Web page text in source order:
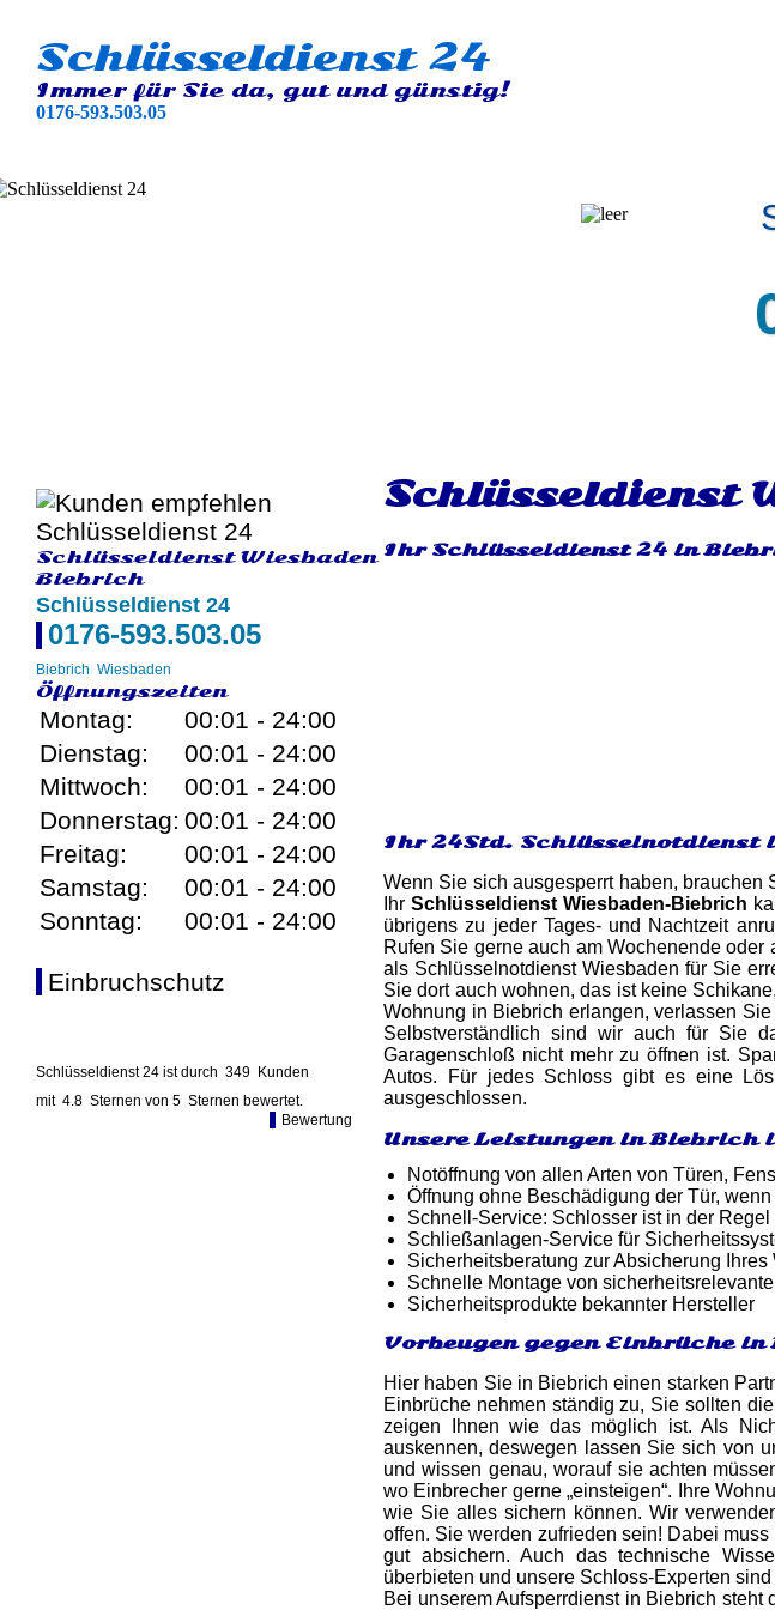
Schlüsseldienst 24
Immer für Sie da, gut und günstig!
0176-593.503.05
Schlüsseldienst Wiesbaden
Biebrich
Schlüsseldienst 24
0176-593.503.05
Biebrich Wiesbaden
Öffnungszeiten
Montag:
00:01 - 24:00
Dienstag:
00:01 - 24:00
Mittwoch:
00:01 - 24:00
Donnerstag: 00:01 - 24:00
Freitag:
00:01 - 24:00
Samstag:
00:01 - 24:00
Sonntag:
00:01 - 24:00
Einbruchschutz
Schlüsseldienst 24 ist durch 349 Kunden
mit 4.8 Sternen von 5 Sternen bewertet.
Bewertung
Schlüsseldienst
Ihr Schlüsseldienst 24 in
Ihr 24Std. Schlüsselnotdienst
Wenn Sie sich ausgesperrt haben,
IhrSchlüsseldienst Wiesbaden-Biebrich
übrigens zu jeder Tages- und Nachtzeit
Rufen Sie gerne auch am Wochenende oder
als Schlüsselnotdienst Wiesbaden für Sie
Sie dort auch wohnen, das ist keine
Wohnung in Biebrich erlangen, verlassen
Selbstverständlich sind wir auch für Sie
Garagenschloß nicht mehr zu öffnen ist.
Autos. Für jedes Schloss gibt es eine
ausgeschlossen.
Unsere Leistungen in Biebrich
Notöffnung von allen Arten von Türen,
Öffnung ohne Beschädigung der Tür,
Schnell-Service: Schlosser ist in der
Schließanlagen-Service für
Sicherheitsberatung zur Absicherung Ihres
Schnelle Montage von
Sicherheitsprodukte bekannter Hersteller
Vorbeugen gegen Einbrüche
Hier haben Sie in Biebrich einen starken
Einbrüche nehmen ständig zu, Sie sollten
zeigen Ihnen wie das möglich ist. Als
auskennen, deswegen lassen Sie sich von
und wissen genau, worauf sie achten
wo Einbrecher gerne „einsteigen“. Ihre
wie Sie alles sichern können. Wir
offen. Sie werden zufrieden sein! Dabei
gut absichern. Auch das technische
überbieten und unsere Schloss-Experten
Bei unserem Aufsperrdienst in Biebrich